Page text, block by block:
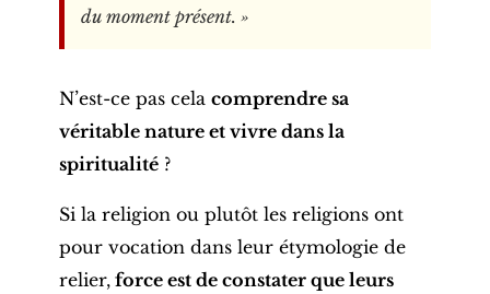
du moment présent. »
N’est-ce pas cela comprendre sa
véritable nature et vivre dans la
spiritualité?
Si la religion ou plutôt les religions ont
pour vocation dans leur étymologie de
relier,force est de constater que leurs